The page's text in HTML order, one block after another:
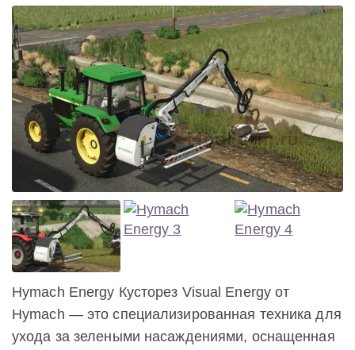
Hymach Energy Кусторез Visual Energy от
Hymach — это специализированная техника для
ухода за зелеными насаждениями, оснащенная